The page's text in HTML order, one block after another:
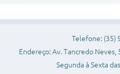
Telefone: (35)
Endereço: Av. Tancredo Neves,
Segunda à Sexta